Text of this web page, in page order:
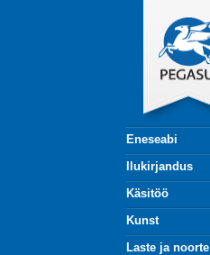
Eneseabi
Ilukirjandus
Käsitöö
Kunst
Laste ja noorte